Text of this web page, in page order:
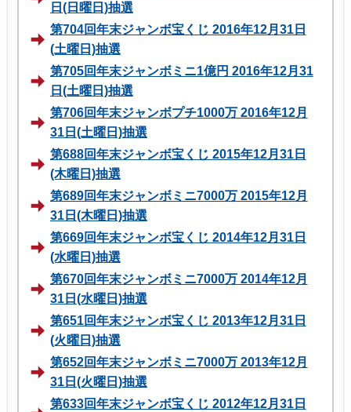
日(日曜日)抽選
第704回年末ジャンボ宝くじ 2016年12月31日
(土曜日)抽選
第705回年末ジャンボミニ1億円 2016年12月31
日(土曜日)抽選
第706回年末ジャンボプチ1000万 2016年12月
31日(土曜日)抽選
第688回年末ジャンボ宝くじ 2015年12月31日
(木曜日)抽選
第689回年末ジャンボミニ7000万 2015年12月
31日(木曜日)抽選
第669回年末ジャンボ宝くじ 2014年12月31日
(水曜日)抽選
第670回年末ジャンボミニ7000万 2014年12月
31日(水曜日)抽選
第651回年末ジャンボ宝くじ 2013年12月31日
(火曜日)抽選
第652回年末ジャンボミニ7000万 2013年12月
31日(火曜日)抽選
第633回年末ジャンボ宝くじ 2012年12月31日